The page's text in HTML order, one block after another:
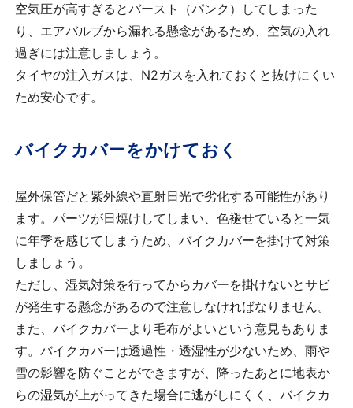
空気圧が高すぎるとバースト（パンク）してしまった
り、エアバルブから漏れる懸念があるため、空気の入れ
過ぎには注意しましょう。
タイヤの注入ガスは、N2ガスを入れておくと抜けにくい
ため安心です。
バイクカバーをかけておく
屋外保管だと紫外線や直射日光で劣化する可能性があり
ます。パーツが日焼けしてしまい、色褪せていると一気
に年季を感じてしまうため、バイクカバーを掛けて対策
しましょう。
ただし、湿気対策を行ってからカバーを掛けないとサビ
が発生する懸念があるので注意しなければなりません。
また、バイクカバーより毛布がよいという意見もありま
す。バイクカバーは透過性・透湿性が少ないため、雨や
雪の影響を防ぐことができますが、降ったあとに地表か
らの湿気が上がってきた場合に逃がしにくく、バイクカ